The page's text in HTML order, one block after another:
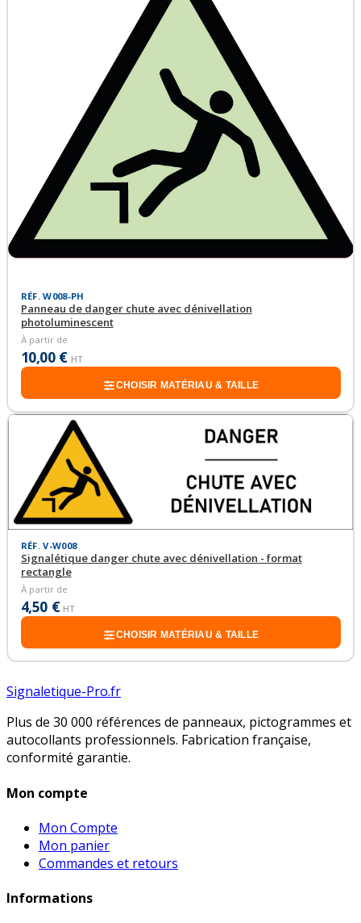
RÉF. W008-PH
Panneau de danger chute avec dénivellation
photoluminescent
À partir de
10,00 € HT
CHOISIR MATÉRIAU & TAILLE
RÉF. V-W008
Signalétique danger chute avec dénivellation - format
rectangle
À partir de
4,50 € HT
CHOISIR MATÉRIAU & TAILLE
Signaletique-Pro.fr
Plus de 30 000 références de panneaux, pictogrammes et
autocollants professionnels. Fabrication française,
conformité garantie.
Mon compte
Mon Compte
Mon panier
Commandes et retours
Informations